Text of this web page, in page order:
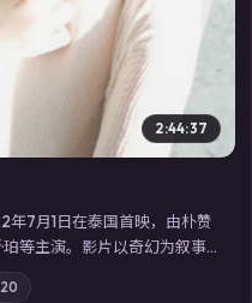
2:44:37
7月1日在泰国首映，由朴赞
等主演。影片以奇幻为叙事
彻底打破；摄影与配乐强化
观看高清电视剧在线看」延